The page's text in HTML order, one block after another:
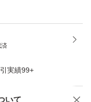
チック箱を推奨しま
ールでの発送がメイ
実績99+
いて